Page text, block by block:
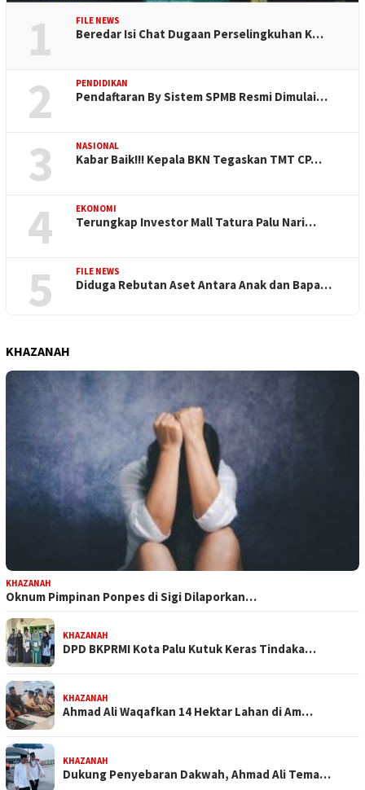
1 FILE NEWS
Beredar Isi Chat Dugaan Perselingkuhan K…
2 PENDIDIKAN
Pendaftaran By Sistem SPMB Resmi Dimulai…
3 NASIONAL
Kabar Baik!!! Kepala BKN Tegaskan TMT CP…
4 EKONOMI
Terungkap Investor Mall Tatura Palu Nari…
5 FILE NEWS
Diduga Rebutan Aset Antara Anak dan Bapa…
KHAZANAH
KHAZANAH
Oknum Pimpinan Ponpes di Sigi Dilaporkan…
KHAZANAH
DPD BKPRMI Kota Palu Kutuk Keras Tindaka…
KHAZANAH
Ahmad Ali Waqafkan 14 Hektar Lahan di Am…
KHAZANAH
Dukung Penyebaran Dakwah, Ahmad Ali Tema…